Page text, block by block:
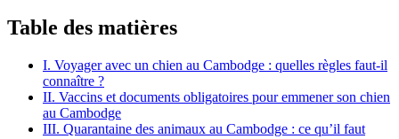
Table des matières
I. Voyager avec un chien au Cambodge : quelles règles faut-il
connaître ?
II. Vaccins et documents obligatoires pour emmener son chien
au Cambodge
III. Quarantaine des animaux au Cambodge : ce qu’il faut